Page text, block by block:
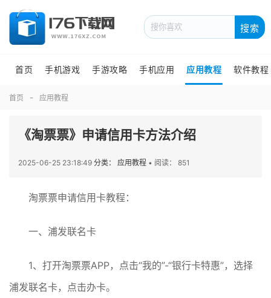
搜索
首页 手机游戏 手游攻略 手机应用 应用教程 软件教程
首页 应用教程
《淘票票》申请信用卡方法介绍
2025-06-25 23:18:49 分类： 应用教程 • 阅读： 851
淘票票申请信用卡教程：
一、浦发联名卡
1、打开淘票票APP，点击“我的”-“银行卡特惠”，选择
浦发联名卡，点击办卡。